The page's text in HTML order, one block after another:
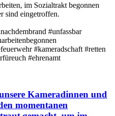
im Sozialtrakt begonnen
sind eingetroffen.
#unfassbar
#kameradschaft #retten
#ehrenamt
Kameradinnen und
momentanen